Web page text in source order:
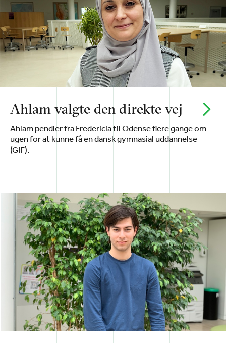
Ahlam valgte den direkte vej
Ahlam pendler fra Fredericia til Odense flere gange om
ugen for at kunne få en dansk gymnasial uddannelse
(GIF).